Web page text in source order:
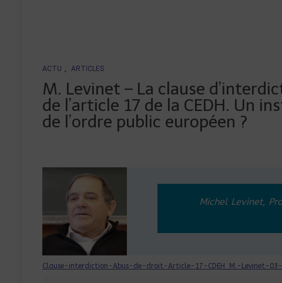
ACTU ARTICLES
M. Levinet – La clause
de l’article 17 de la CEDH. Un
de l’ordre public européen ?
Michel Levinet,
Clause-interdiction-Abus-de-droit-Article-17-CDEH_M.-Levinet-